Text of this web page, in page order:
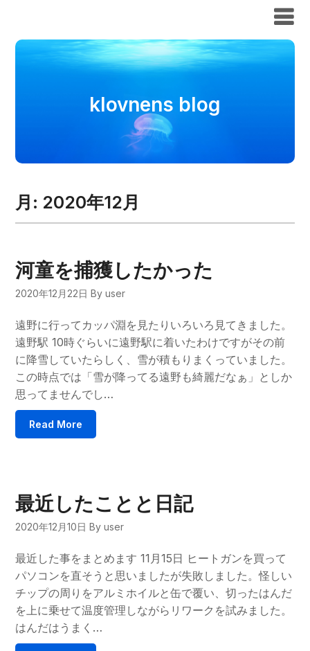
klovnens blog
月: 2020年12月
河童を捕獲したかった
2020年12月22日 By user
遠野に行ってカッパ淵を見たりいろいろ見てきました。
遠野駅 10時ぐらいに遠野駅に着いたわけですがその前
に降雪していたらしく、雪が積もりまくっていました。
この時点では「雪が降ってる遠野も綺麗だなぁ」としか
思ってませんでし…
Read More
最近したことと日記
2020年12月10日 By user
最近した事をまとめます 11月15日 ヒートガンを買って
パソコンを直そうと思いましたが失敗しました。怪しい
チップの周りをアルミホイルと缶で覆い、切ったはんだ
を上に乗せて温度管理しながらリワークを試みました。
はんだはうまく…